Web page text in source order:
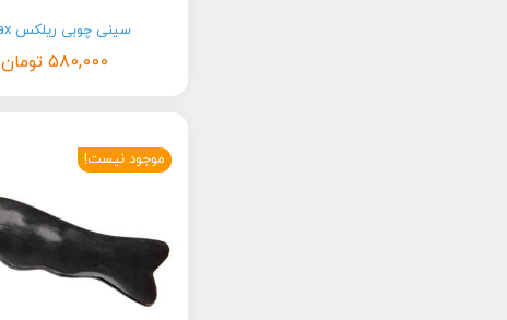
سینی چوبی ریلکس Relax
580,000 تومان
موجود نیست!